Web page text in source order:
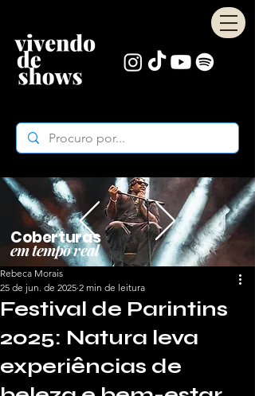
Coberturas
em tempo real
Festival de Parintins
2025: Natura leva
experiências de
Rebeca Morais
25 de jun. de 2025 2 min de leitura